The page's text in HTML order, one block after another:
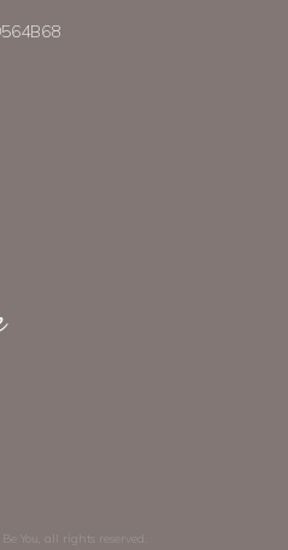
Be You , all rights reserved.